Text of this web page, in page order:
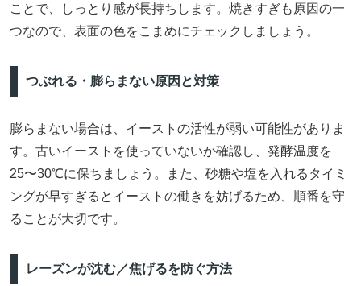
ことで、しっとり感が長持ちします。焼きすぎも原因の一
つなので、表面の色をこまめにチェックしましょう。
つぶれる・膨らまない原因と対策
膨らまない場合は、イーストの活性が弱い可能性がありま
す。古いイーストを使っていないか確認し、発酵温度を
25〜30℃に保ちましょう。また、砂糖や塩を入れるタイミ
ングが早すぎるとイーストの働きを妨げるため、順番を守
ることが大切です。
レーズンが沈む／焦げるを防ぐ方法